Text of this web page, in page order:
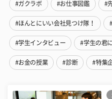
#ガクラボ #お仕事図鑑 #
#ほんとにいい会社見つけ隊！
#学生インタビュー #学生の君
#お金の授業 #診断 #特集